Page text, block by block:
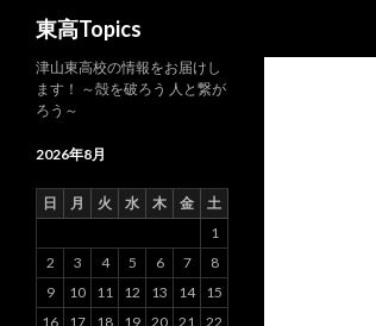
東高Topics
津山東高校の情報をお届けし
ます！ ～殻を破ろう 人と繋が
ろう～
2026年8月
日 月 火 水 木 金 土
1
2
3 4 5 6 7
8
9
10 11 12 13 14
15
16
17 18 19 20 21 22